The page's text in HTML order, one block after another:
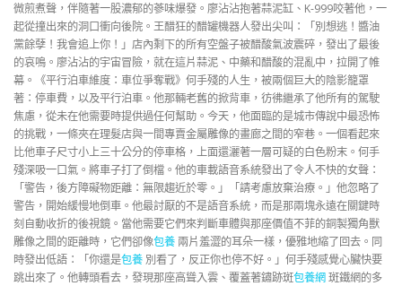
微煎煮聲，伴隨著一股濃郁的蔘味爆發。廖沾沾抱著蒜泥缸、K-999咬著他，一
起從撞出來的洞口衝向後院。王醋狂的醋罐機器人發出尖叫：「別想逃！醬油
黨餘孽！我會追上你！」店內剩下的所有空盤子被醋酸氣波震碎，發出了最後
的哀鳴。廖沾沾的宇宙冒險，就在這片蒜泥、中藥和醋酸的混亂中，拉開了帷
幕。《平行泊車維度：車位爭奪戰》何手殘的人生，被兩個巨大的陰影籠罩
著：停車費，以及平行泊車。他那輛老舊的掀背車，彷彿繼承了他所有的駕駛
焦慮，從未在他需要時提供過任何幫助。今天，他面臨的是城市傳說中最恐怖
的挑戰，一條夾在理髮店與一間專賣金屬雕像的畫廊之間的窄巷。一個看起來
比他車子尺寸小上三十公分的停車格，上面還灑著一層可疑的白色粉末。何手
殘深吸一口氣。將車子打了倒檔。他的車載語音系統發出了令人不快的女聲：
「警告，後方障礙物距離：無限趨近於零。」「請考慮放棄治療。」他忽略了
警告，開始緩慢地倒車。他最討厭的不是語音系統，而是那兩塊永遠在關鍵時
刻自動收折的後視鏡。當他需要它們來判斷車體與那座價值不菲的銅製獨角獸
雕像之間的距離時，它們卻像包養 兩片羞澀的耳朵一樣，優雅地縮了回去。同
時發出低語：「你還是包養 別看了，反正你也停不好。」何手殘感覺心臟快要
跳出來了。他轉頭看去，發現那座高聳入雲、覆蓋著鏽跡斑包養網斑鐵網的多